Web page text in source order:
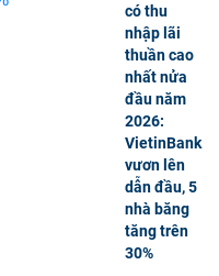
có thu
nhập lãi
thuần cao
nhất nửa
đầu năm
2026:
VietinBank
vươn lên
dẫn đầu, 5
nhà băng
tăng trên
30%